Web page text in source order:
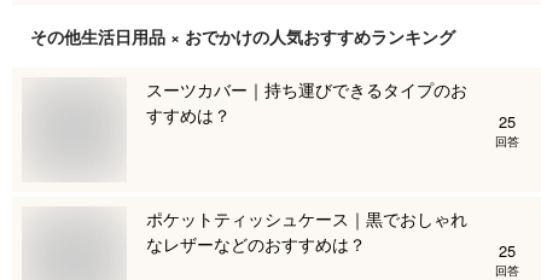
その他生活日用品 × おでかけの人気おすすめランキング
スーツカバー｜持ち運びできるタイプのお
すすめは？
25
回答
ポケットティッシュケース｜黒でおしゃれ
なレザーなどのおすすめは？
25
回答